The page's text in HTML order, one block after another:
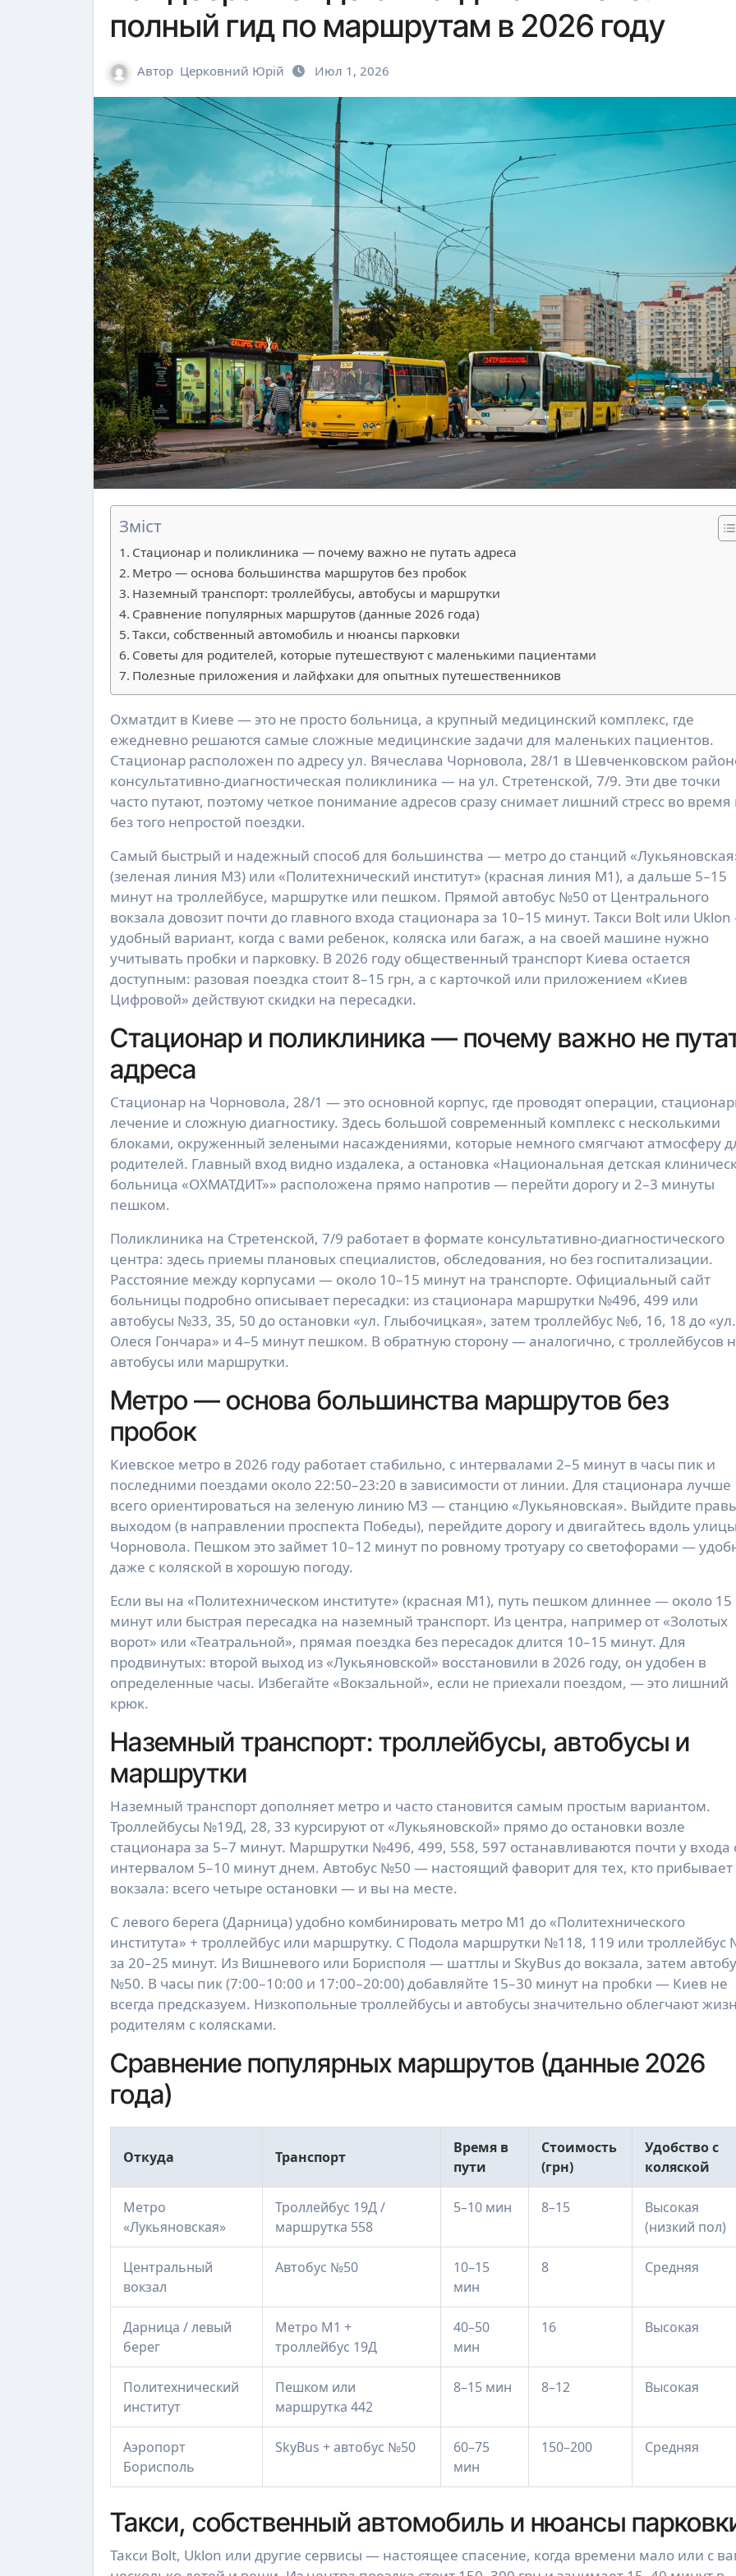
полный гид по маршрутам в 2026 году
Автор Церковний Юрій Июл 1, 2026
Зміст
Стационар и поликлиника — почему важно не путать адреса
Метро — основа большинства маршрутов без пробок
Наземный транспорт: троллейбусы, автобусы и маршрутки
Сравнение популярных маршрутов (данные 2026 года)
Такси, собственный автомобиль и нюансы парковки
Советы для родителей, которые путешествуют с маленькими пациентами
Полезные приложения и лайфхаки для опытных путешественников
Охматдит в Киеве — это не просто больница, а крупный медицинский комплекс, где
ежедневно решаются самые сложные медицинские задачи для маленьких пациентов.
Стационар расположен по адресу ул. Вячеслава Чорновола, 28/1 в Шевченковском
консультативно-диагностическая поликлиника — на ул. Стретенской, 7/9. Эти две точки
часто путают, поэтому четкое понимание адресов сразу снимает лишний стресс во время
без того непростой поездки.
Самый быстрый и надежный способ для большинства — метро до станций
(зеленая линия М3) или «Политехнический институт» (красная линия М1), а дальше 5–15
минут на троллейбусе, маршрутке или пешком. Прямой автобус №50 от Центрального
вокзала довозит почти до главного входа стационара за 10–15 минут. Такси Bolt или
удобный вариант, когда с вами ребенок, коляска или багаж, а на своей машине нужно
учитывать пробки и парковку. В 2026 году общественный транспорт Киева остается
доступным: разовая поездка стоит 8–15 грн, а с карточкой или приложением «Киев
Цифровой» действуют скидки на пересадки.
Стационар и поликлиника — почему важно не
адреса
Стационар на Чорновола, 28/1 — это основной корпус, где проводят операции,
лечение и сложную диагностику. Здесь большой современный комплекс с несколькими
блоками, окруженный зелеными насаждениями, которые немного смягчают атмосферу
родителей. Главный вход видно издалека, а остановка «Национальная детская
больница «ОХМАТДИТ»» расположена прямо напротив — перейти дорогу и 2–3 минуты
пешком.
Поликлиника на Стретенской, 7/9 работает в формате консультативно-диагностического
центра: здесь приемы плановых специалистов, обследования, но без госпитализации.
Расстояние между корпусами — около 10–15 минут на транспорте. Официальный сайт
больницы подробно описывает пересадки: из стационара маршрутки №496, 499 или
автобусы №33, 35, 50 до остановки «ул. Глыбочицкая», затем троллейбус №6, 16, 18 до «ул.
Олеся Гончара» и 4–5 минут пешком. В обратную сторону — аналогично, с троллейбусов
автобусы или маршрутки.
Метро — основа большинства маршрутов без
пробок
Киевское метро в 2026 году работает стабильно, с интервалами 2–5 минут в часы пик и
последними поездами около 22:50–23:20 в зависимости от линии. Для стационара лучше
всего ориентироваться на зеленую линию М3 — станцию «Лукьяновская». Выйдите
выходом (в направлении проспекта Победы), перейдите дорогу и двигайтесь вдоль улицы
Чорновола. Пешком это займет 10–12 минут по ровному тротуару со светофорами —
даже с коляской в хорошую погоду.
Если вы на «Политехническом институте» (красная М1), путь пешком длиннее — около 15
минут или быстрая пересадка на наземный транспорт. Из центра, например от «Золотых
ворот» или «Театральной», прямая поездка без пересадок длится 10–15 минут. Для
продвинутых: второй выход из «Лукьяновской» восстановили в 2026 году, он удобен в
определенные часы. Избегайте «Вокзальной», если не приехали поездом, — это лишний
крюк.
Наземный транспорт: троллейбусы, автобусы и
маршрутки
Наземный транспорт дополняет метро и часто становится самым простым вариантом.
Троллейбусы №19Д, 28, 33 курсируют от «Лукьяновской» прямо до остановки возле
стационара за 5–7 минут. Маршрутки №496, 499, 558, 597 останавливаются почти у входа
интервалом 5–10 минут днем. Автобус №50 — настоящий фаворит для тех, кто прибывает
вокзала: всего четыре остановки — и вы на месте.
С левого берега (Дарница) удобно комбинировать метро М1 до «Политехнического
института» + троллейбус или маршрутку. С Подола маршрутки №118, 119 или троллейбус
за 20–25 минут. Из Вишневого или Борисполя — шаттлы и SkyBus до вокзала, затем
№50. В часы пик (7:00–10:00 и 17:00–20:00) добавляйте 15–30 минут на пробки — Киев не
всегда предсказуем. Низкопольные троллейбусы и автобусы значительно облегчают
родителям с колясками.
Сравнение популярных маршрутов (данные 2026
года)
Откуда Транспорт
Время в
пути
Стоимость
(грн)
Удобство с
коляской
Метро
«Лукьяновская»
Троллейбус 19Д /
маршрутка 558
5–10 мин 8–15
Высокая
(низкий пол)
Центральный
вокзал
Автобус №50
10–15
мин
8 Средняя
Дарница / левый
берег
Метро М1 +
троллейбус 19Д
40–50
мин
16 Высокая
Политехнический
институт
Пешком или
маршрутка 442
8–15 мин 8–12 Высокая
Аэропорт
Борисполь
SkyBus + автобус №50
60–75
мин
150–200 Средняя
Такси, собственный автомобиль и нюансы
Такси Bolt, Uklon или другие сервисы — настоящее спасение, когда времени мало или с